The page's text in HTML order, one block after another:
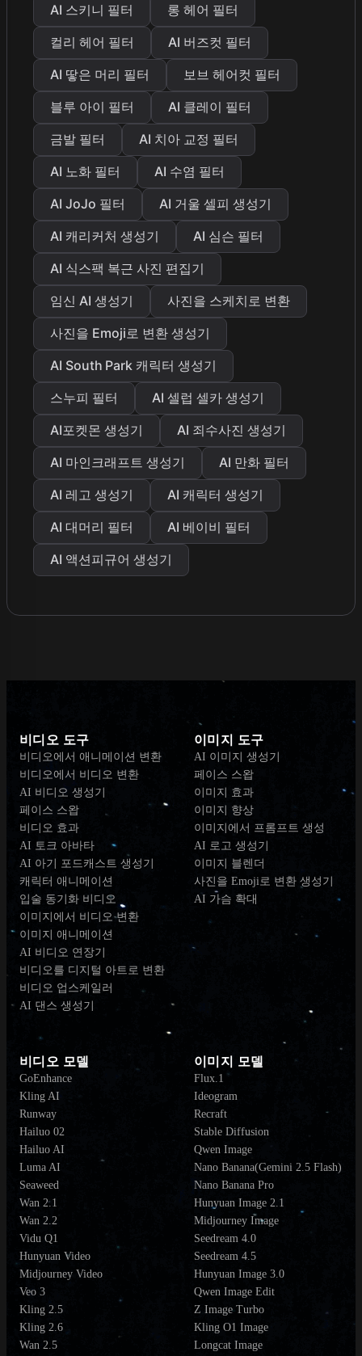
AI 스키니 필터
롱 헤어 필터
컬리 헤어 필터
AI 버즈컷 필터
AI 땋은 머리 필터
보브 헤어컷 필터
블루 아이 필터
AI 클레이 필터
금발 필터
AI 치아 교정 필터
AI 노화 필터
AI 수염 필터
AI JoJo 필터
AI 거울 셀피 생성기
AI 캐리커처 생성기
AI 심슨 필터
AI 식스팩 복근 사진 편집기
임신 AI 생성기
사진을 스케치로 변환
사진을 Emoji로 변환 생성기
AI South Park 캐릭터 생성기
스누피 필터
AI 셀럽 셀카 생성기
AI포켓몬 생성기
AI 죄수사진 생성기
AI 마인크래프트 생성기
AI 만화 필터
AI 레고 생성기
AI 캐릭터 생성기
AI 대머리 필터
AI 베이비 필터
AI 액션피규어 생성기
비디오 도구
비디오에서 애니메이션 변환
비디오에서 비디오 변환
AI 비디오 생성기
페이스 스왑
비디오 효과
AI 토크 아바타
AI 아기 포드캐스트 생성기
캐릭터 애니메이션
입술 동기화 비디오
이미지에서 비디오 변환
이미지 애니메이션
AI 비디오 연장기
비디오를 디지털 아트로 변환
비디오 업스케일러
AI 댄스 생성기
이미지 도구
AI 이미지 생성기
페이스 스왑
이미지 효과
이미지 향상
이미지에서 프롬프트 생성
AI 로고 생성기
이미지 블렌더
사진을 Emoji로 변환 생성기
AI 가슴 확대
비디오 모델
GoEnhance
Kling AI
Runway
Hailuo 02
Hailuo AI
Luma AI
Seaweed
Wan 2.1
Wan 2.2
Vidu Q1
Hunyuan Video
Midjourney Video
Veo 3
Kling 2.5
Kling 2.6
Wan 2.5
이미지 모델
Flux.1
Ideogram
Recraft
Stable Diffusion
Qwen Image
Nano Banana(Gemini 2.5 Flash)
Nano Banana Pro
Hunyuan Image 2.1
Midjourney Image
Seedream 4.0
Seedream 4.5
Hunyuan Image 3.0
Qwen Image Edit
Z Image Turbo
Kling O1 Image
Longcat Image